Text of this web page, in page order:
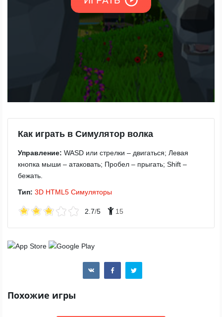
Как играть в Симулятор волка
Управление: WASD или стрелки – двигаться; Левая
кнопка мыши – атаковать; Пробел – прыгать; Shift –
бежать.
Тип: 3D HTML5 Симуляторы
2.7/5 15
Похожие игры